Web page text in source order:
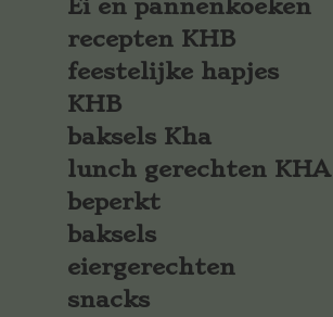
Ei en pannenkoeken
recepten KHB
feestelijke hapjes
KHB
baksels Kha
lunch gerechten KHA
beperkt
baksels
eiergerechten
snacks